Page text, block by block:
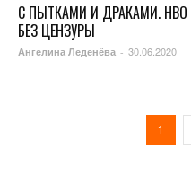
С ПЫТКАМИ И ДРАКАМИ.
БЕЗ ЦЕНЗУРЫ
Ангелина Леденёва - 30.06.2020
1